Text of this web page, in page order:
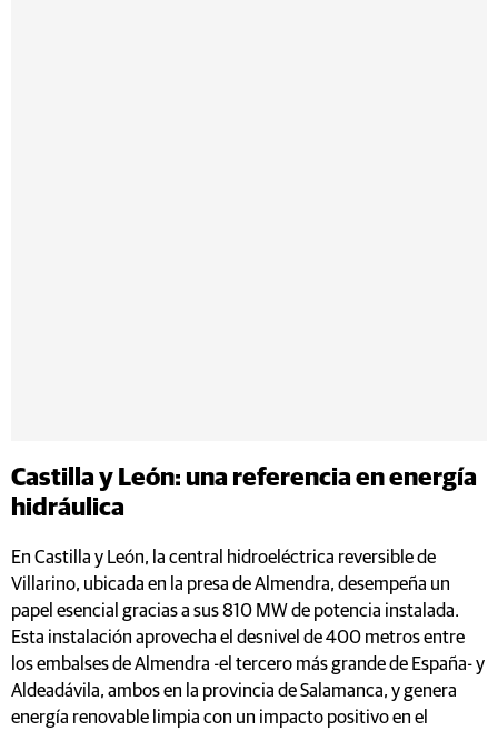
Castilla y León: una referencia en energía
hidráulica
En Castilla y León, la central hidroeléctrica reversible de
Villarino, ubicada en la presa de Almendra, desempeña un
papel esencial gracias a sus 810 MW de potencia instalada.
Esta instalación aprovecha el desnivel de 400 metros entre
los embalses de Almendra -el tercero más grande de España- y
Aldeadávila, ambos en la provincia de Salamanca, y genera
energía renovable limpia con un impacto positivo en el